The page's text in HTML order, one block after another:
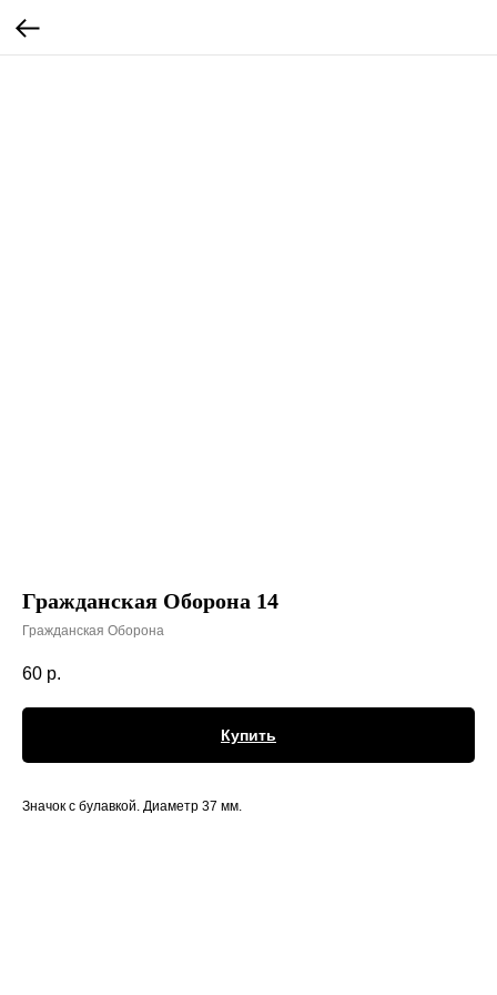
Гражданская Оборона 14
Гражданская Оборона
60 р.
Купить
Значок с булавкой. Диаметр 37 мм.